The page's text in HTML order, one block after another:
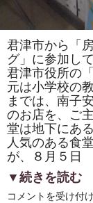
君津市から「
グ」に参加し
君津市役所の
元は小学校の
までは、南子
のお店を、ご
堂は地下にあ
人気のある食
が、８月５日
▼続きを読む
君
コメントを受け付